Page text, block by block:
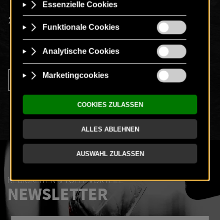
€18700
+
NEUIGKEITEN & TOLLE VORTEILE
NEWSLETTER